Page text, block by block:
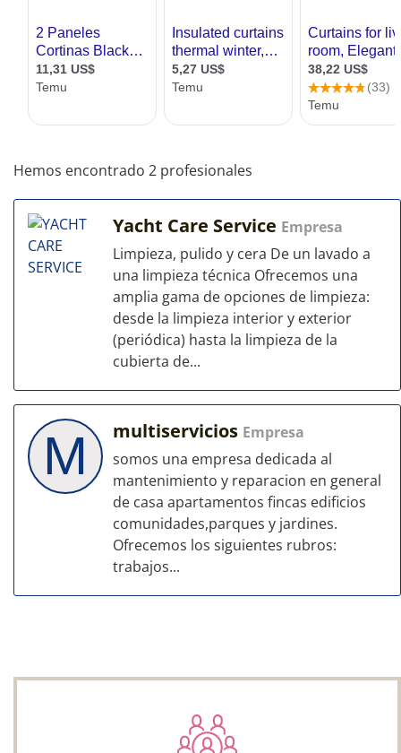
Hemos encontrado 2 profesionales
Yacht Care Service Empresa
Limpieza, pulido y cera De un lavado a
una limpieza técnica Ofrecemos una
amplia gama de opciones de limpieza:
desde la limpieza interior y exterior
(periódica) hasta la limpieza de la
cubierta de...
M multiservicios Empresa
somos una empresa dedicada al
mantenimiento y reparacion en general
de casa apartamentos fincas edificios
comunidades,parques y jardines.
Ofrecemos los siguientes rubros:
trabajos...